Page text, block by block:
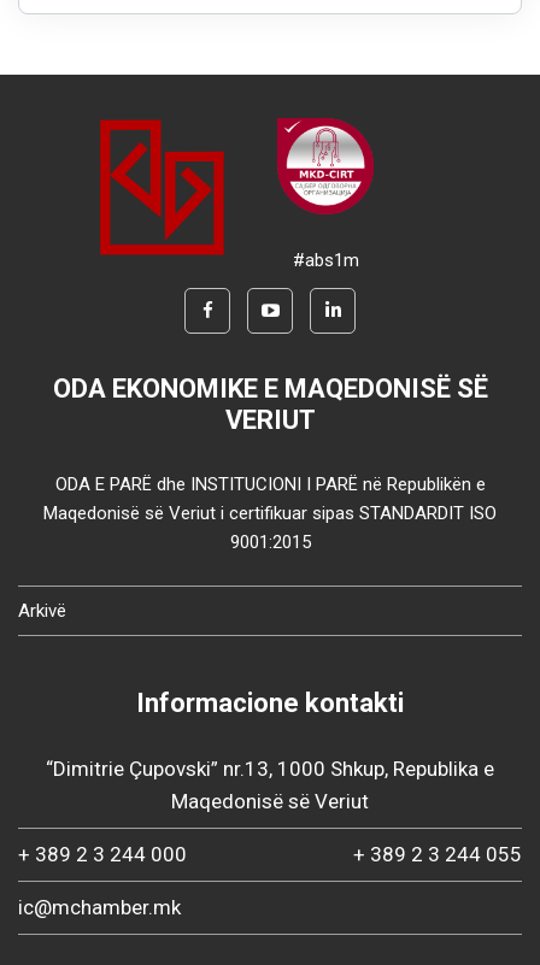
#abs1m
ODA EKONOMIKE E MAQEDONISË SË
VERIUT
ODA E PARË dhe INSTITUCIONI I PARË në Republikën e
Maqedonisë së Veriut i certifikuar sipas STANDARDIT ISO
9001:2015
Arkivë
Informacione kontakti
“Dimitrie Çupovski” nr.13, 1000 Shkup, Republika e
Maqedonisë së Veriut
+ 389 2 3 244 000 + 389 2 3 244 055
ic@mchamber.mk